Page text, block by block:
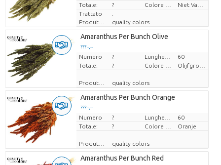
Totale:
?
Trattato
Produttore
quality colors
Amaranthus Per Bunch Olive
??? -,--
Prezzo x uno
Numero ?
60
Totale:
?
Produttore quality colors
Amaranthus Per Bunch Orange
??? -,--
Prezzo x uno
Numero ?
60
Totale:
? Oranje
Produttore quality colors
Amaranthus Per Bunch Red